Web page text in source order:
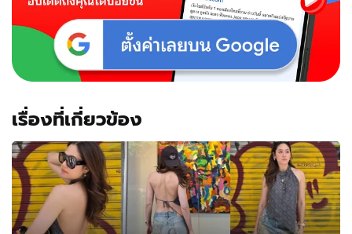
เรื่องที่เกี่ยวข้อง